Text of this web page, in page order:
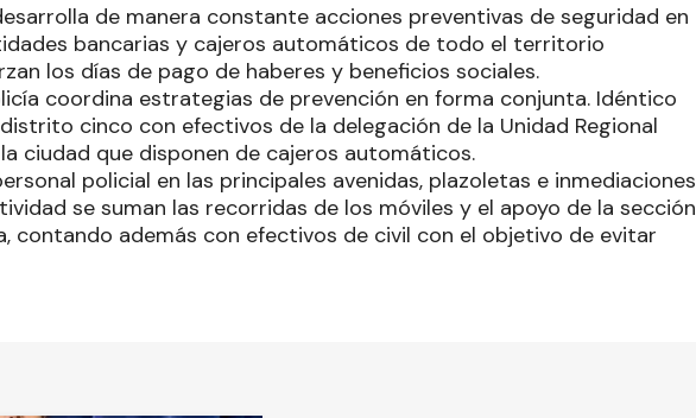
de manera constante acciones preventivas de seguridad en
bancarias y cajeros automáticos de todo el territorio
los días de pago de haberes y beneficios sociales.
coordina estrategias de prevención en forma conjunta. Idéntico
cinco con efectivos de la delegación de la Unidad Regional
ciudad que disponen de cajeros automáticos.
policial en las principales avenidas, plazoletas e inmediaciones
se suman las recorridas de los móviles y el apoyo de la sección
contando además con efectivos de civil con el objetivo de evitar